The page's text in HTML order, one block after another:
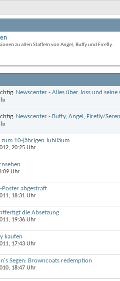
zu allen Staffeln von Angel, Buffy und Firefly.
Newscenter - Alles über Joss und
Newscenter - Buffy, Angel, Firefly/
zum 10-jährigen Jubiläum
20:25 Uhr
Uhr
Poster abgestraft
18:31 Uhr
die Absetzung
19:36 Uhr
kaufen
17:43 Uhr
Segen: Browncoats redemption
18:47 Uhr